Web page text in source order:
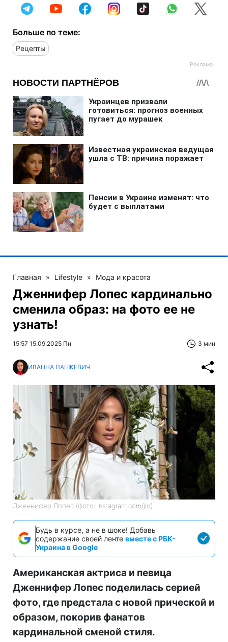
Больше по теме:
Рецепты
Главная » Lifestyle » Мода и красота
Дженнифер Лопес кардинально
сменила образ: на фото ее не
узнать!
15:57 15.09.2025 Пн 3 мин
ИВАННА ПАШКЕВИЧ
Дженнифер Лопес (фото: instagram.com/jlo)
Будь в курсе, а не в шоке! Добавь
содержание своей ленте вместе с РБК-
Украина в Google
Американская актриса и певица
Дженнифер Лопес поделилась серией
фото, где предстала с новой прической и
образом, покорив фанатов
кардинальной сменой стиля.